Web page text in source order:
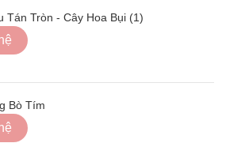
Tán Tròn - Cây Hoa Bụi (1)
Bò Tím